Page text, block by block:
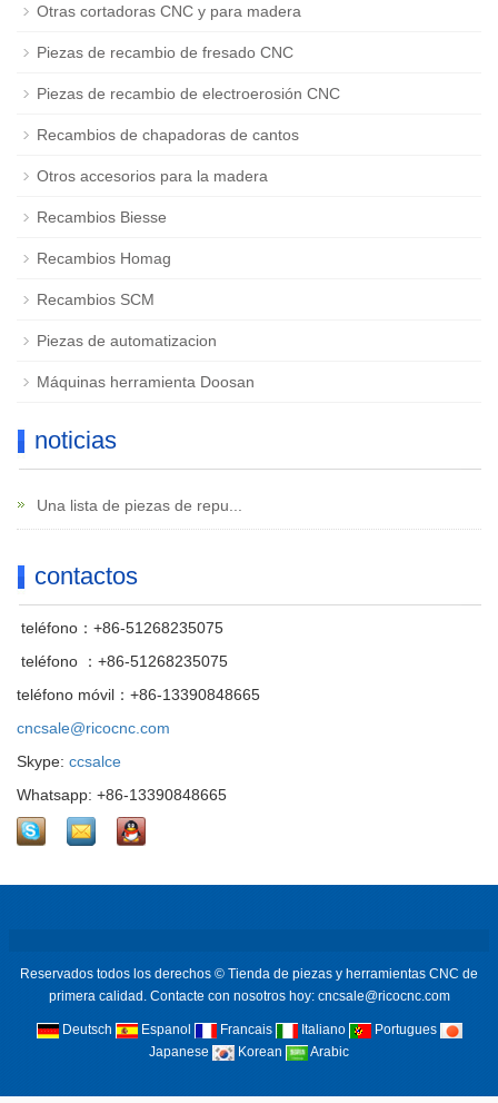
Otras cortadoras CNC y para madera
Piezas de recambio de fresado CNC
Piezas de recambio de electroerosión CNC
Recambios de chapadoras de cantos
Otros accesorios para la madera
Recambios Biesse
Recambios Homag
Recambios SCM
Piezas de automatizacion
Máquinas herramienta Doosan
noticias
Una lista de piezas de repu...
contactos
teléfono：+86-51268235075
teléfono ：+86-51268235075
teléfono móvil：+86-13390848665
cncsale@ricocnc.com
Skype: ccsalce
Whatsapp: +86-13390848665
Reservados todos los derechos © Tienda de piezas y herramientas CNC de
primera calidad. Contacte con nosotros hoy: cncsale@ricocnc.com
Deutsch Espanol Francais Italiano
Portugues
Japanese
Korean Arabic